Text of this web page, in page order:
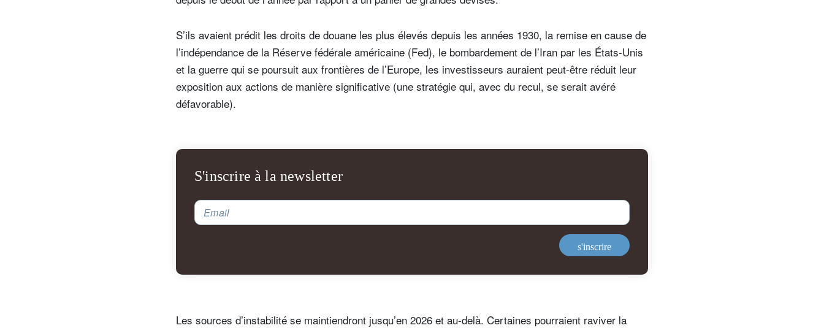
S’ils avaient prédit les droits de douane les plus élevés depuis les années 1930, la remise en cause de
l’indépendance de la Réserve fédérale américaine (Fed), le bombardement de l’Iran par les États-Unis
et la guerre qui se poursuit aux frontières de l’Europe, les investisseurs auraient peut-être réduit leur
exposition aux actions de manière significative (une stratégie qui, avec du recul, se serait avéré
défavorable).
S'inscrire à la newsletter
Email
s'inscrire
Les sources d’instabilité se maintiendront jusqu’en 2026 et au-delà. Certaines pourraient raviver la